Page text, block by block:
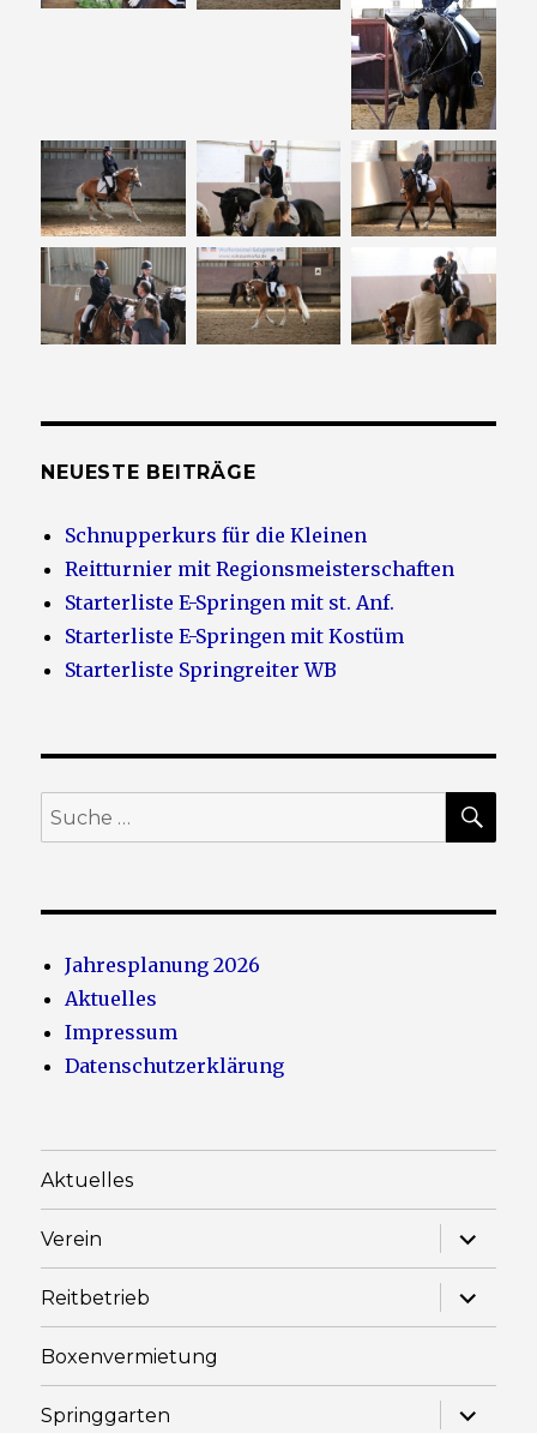
NEUESTE BEITRÄGE
Schnupperkurs für die Kleinen
Reitturnier mit Regionsmeisterschaften
Starterliste E-Springen mit st. Anf.
Starterliste E-Springen mit Kostüm
Starterliste Springreiter WB
Suche
nach:
Jahresplanung 2026
Aktuelles
Impressum
Datenschutzerklärung
Aktuelles
Verein
Reitbetrieb
Boxenvermietung
Springgarten